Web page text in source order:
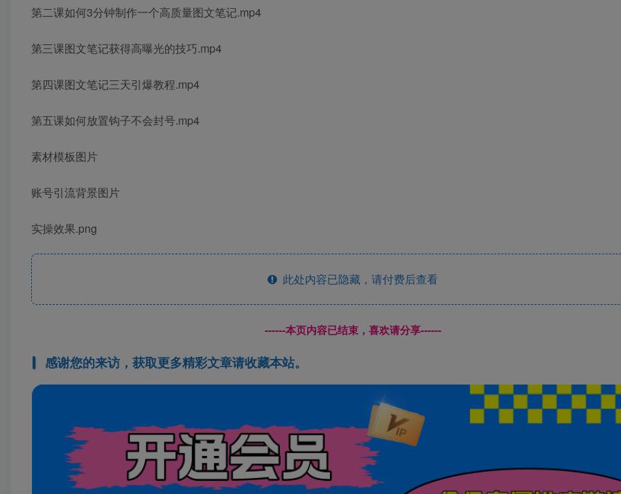
第二课如何3分钟制作一个高质量图文笔记.mp4
第三课图文笔记获得高曝光的技巧.mp4
第四课图文笔记三天引爆教程.mp4
第五课如何放置钩子不会封号.mp4
素材模板图片
账号引流背景图片
实操效果.png
此处内容已隐藏，请付费后查看
------本页内容已结束，喜欢请分享------
感谢您的来访，获取更多精彩文章请收藏本站。